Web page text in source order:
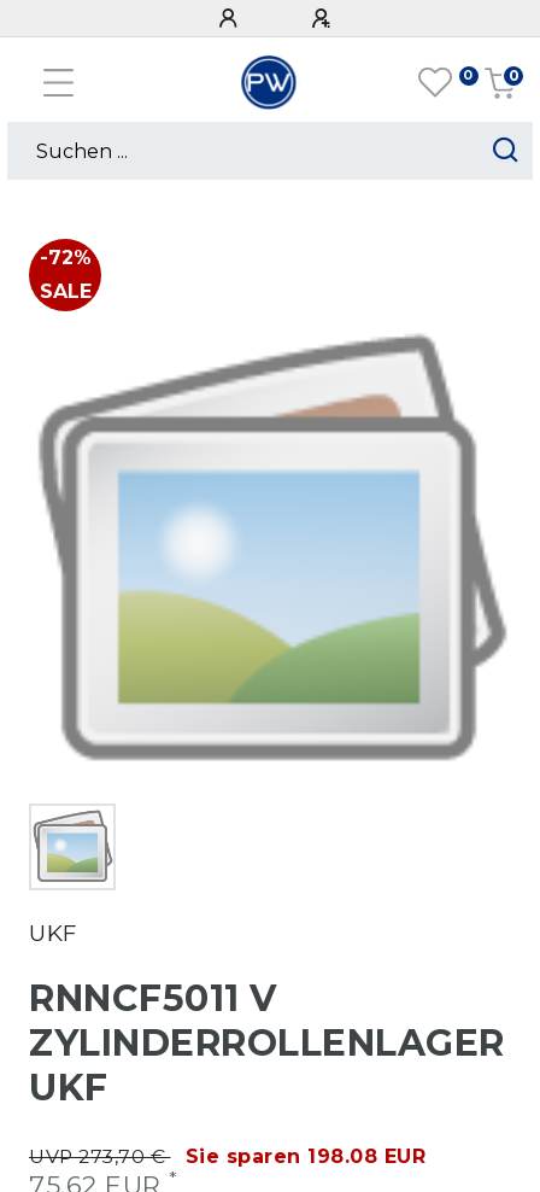
0 0
-72%
SALE
UKF
RNNCF5011 V
ZYLINDERROLLENLAGER
UKF
UVP 273,70 € Sie sparen 198.08 EUR
75,62 EUR *